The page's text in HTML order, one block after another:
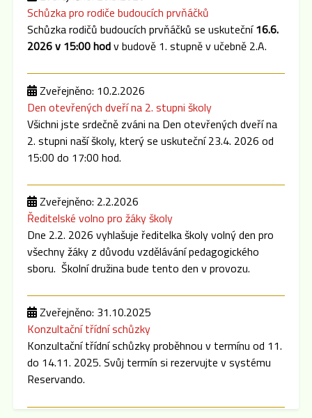
Schůzka pro rodiče budoucích prvňáčků
Schůzka rodičů budoucích prvňáčků se uskuteční16.6.
2026 v 15:00 hodv budově 1. stupně v učebně 2.A.
Zveřejněno: 10.2.2026
Den otevřených dveří na 2. stupni školy
Všichni jste srdečně zváni na Den otevřených dveří na
2. stupni naší školy, který se uskuteční 23.4. 2026 od
15:00 do 17:00 hod.
Zveřejněno: 2.2.2026
Ředitelské volno pro žáky školy
Dne 2.2. 2026 vyhlašuje ředitelka školy volný den pro
všechny žáky z důvodu vzdělávání pedagogického
sboru. Školní družina bude tento den v provozu.
Zveřejněno: 31.10.2025
Konzultační třídní schůzky
Konzultační třídní schůzky proběhnou v termínu od 11.
do 14.11. 2025. Svůj termín si rezervujte v systému
Reservando.